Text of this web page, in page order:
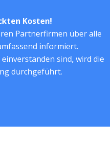
Kosten!
Partnerfirmen über alle
informiert.
sind, wird die
durchgeführt.